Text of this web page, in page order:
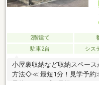
2階建て
駐車2台
シス
小屋裏収納など収納スペー
方法◇≪ 最短1分！見学予約